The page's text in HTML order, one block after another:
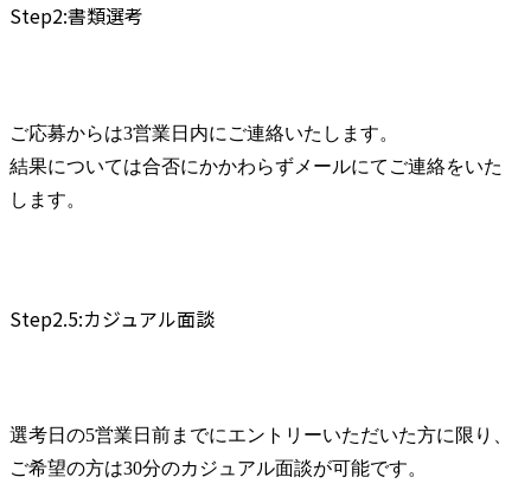
Step2:書類選考
ご応募からは3営業日内にご連絡いたします。
結果については合否にかかわらずメールにてご連絡をいた
します。
Step2.5:カジュアル面談
選考日の5営業日前までにエントリーいただいた方に限り、
ご希望の方は30分のカジュアル面談が可能です。